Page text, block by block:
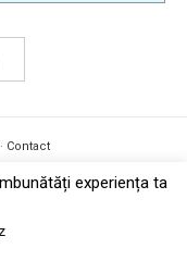
· Contact
experiența ta